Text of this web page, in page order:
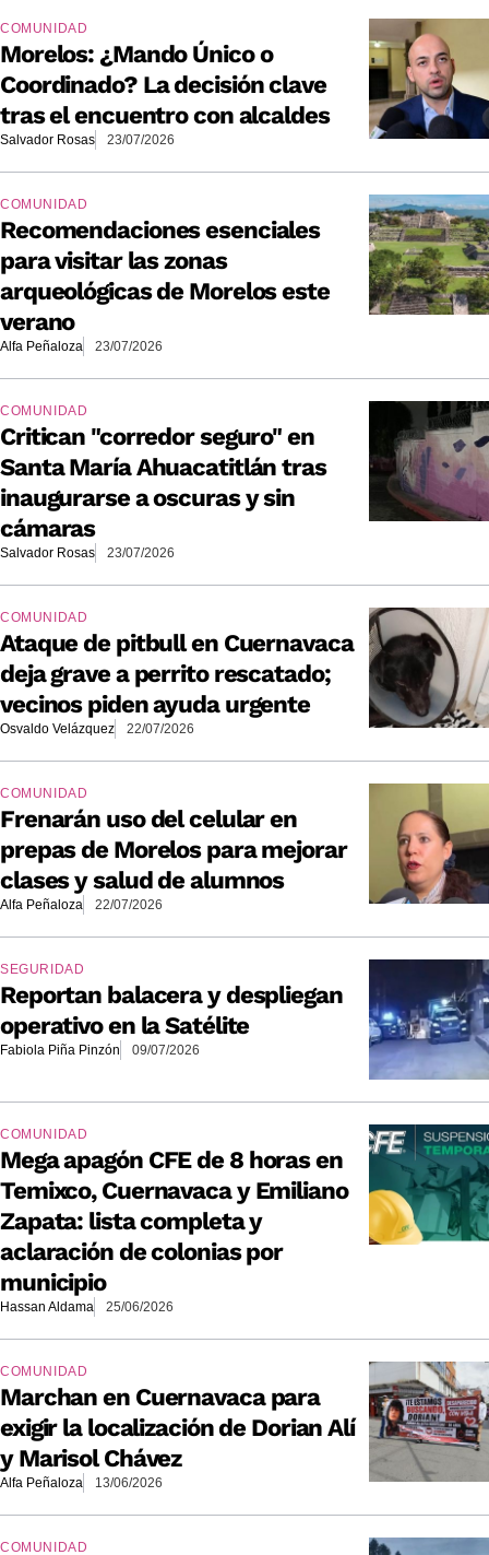
COMUNIDAD
Morelos: ¿Mando Único o
Coordinado? La decisión clave
tras el encuentro con alcaldes
Salvador Rosas 23/07/2026
COMUNIDAD
Recomendaciones esenciales
para visitar las zonas
arqueológicas de Morelos este
verano
Alfa Peñaloza 23/07/2026
COMUNIDAD
Critican "corredor seguro" en
Santa María Ahuacatitlán tras
inaugurarse a oscuras y sin
cámaras
Salvador Rosas 23/07/2026
COMUNIDAD
Ataque de pitbull en Cuernavaca
deja grave a perrito rescatado;
vecinos piden ayuda urgente
Osvaldo Velázquez 22/07/2026
COMUNIDAD
Frenarán uso del celular en
prepas de Morelos para mejorar
clases y salud de alumnos
Alfa Peñaloza 22/07/2026
SEGURIDAD
Reportan balacera y despliegan
operativo en la Satélite
Fabiola Piña Pinzón 09/07/2026
COMUNIDAD
Mega apagón CFE de 8 horas en
Temixco, Cuernavaca y Emiliano
Zapata: lista completa y
aclaración de colonias por
municipio
Hassan Aldama 25/06/2026
COMUNIDAD
Marchan en Cuernavaca para
exigir la localización de Dorian Alí
y Marisol Chávez
Alfa Peñaloza 13/06/2026
COMUNIDAD